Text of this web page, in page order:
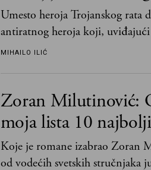
Umesto heroja Trojanskog rata
antiratnog heroja koji, uviđajući
učeći na njima, shvata da postoje
MIHAILO ILIĆ
Zoran Milutinović:
moja lista 10
Koje je romane izabrao Zoran
od vodećih svetskih stručnjaka